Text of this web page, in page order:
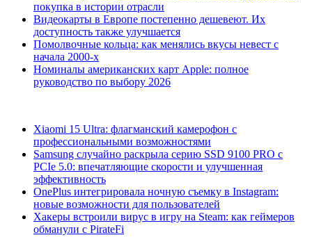
покупка в истории отрасли
Видеокарты в Европе постепенно дешевеют. Их
доступность также улучшается
Помолвочные кольца: как менялись вкусы невест с
начала 2000-х
Номиналы американских карт Apple: полное
руководство по выбору 2026
Xiaomi 15 Ultra: флагманский камерофон с
профессиональными возможностями
Samsung случайно раскрыла серию SSD 9100 PRO с
PCIe 5.0: впечатляющие скорости и улучшенная
эффективность
OnePlus интегрировала ночную съемку в Instagram:
новые возможности для пользователей
Хакеры встроили вирус в игру на Steam: как геймеров
обманули с PirateFi